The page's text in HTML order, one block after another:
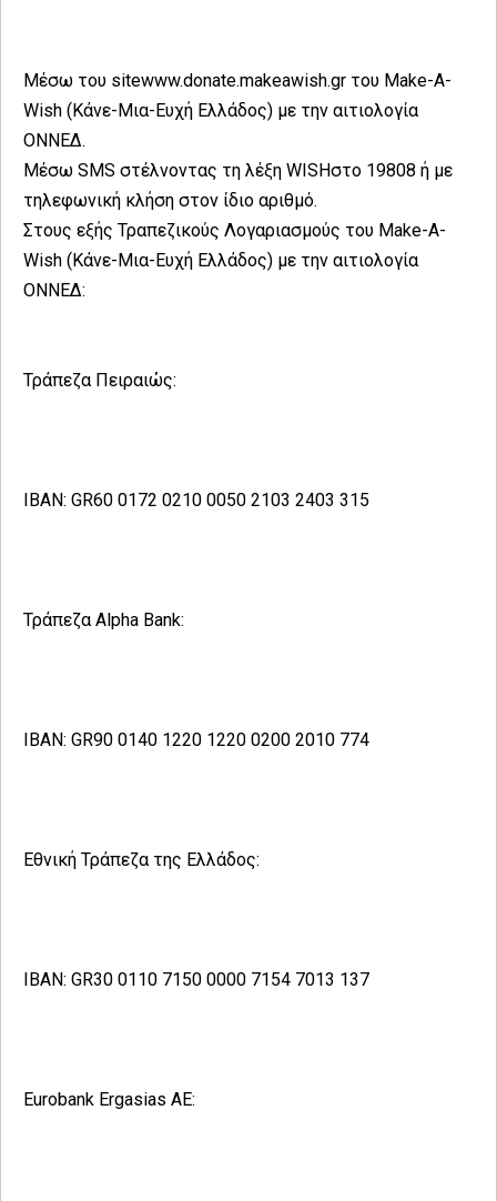
Μέσω του sitewww.donate.makeawish.gr του Make-A-
Wish (Κάνε-Μια-Ευχή Ελλάδος) με την αιτιολογία
ΟΝΝΕΔ.
Μέσω SMS στέλνοντας τη λέξη WISHστο 19808 ή με
τηλεφωνική κλήση στον ίδιο αριθμό.
Στους εξής Τραπεζικούς Λογαριασμούς του Make-A-
Wish (Κάνε-Μια-Ευχή Ελλάδος) με την αιτιολογία
ΟΝΝΕΔ:
Τράπεζα Πειραιώς:
ΙΒΑΝ: GR60 0172 0210 0050 2103 2403 315
Τράπεζα Alpha Bank:
IBAN: GR90 0140 1220 1220 0200 2010 774
Εθνική Τράπεζα της Ελλάδος:
IBAN: GR30 0110 7150 0000 7154 7013 137
Eurobank Ergasias AE: